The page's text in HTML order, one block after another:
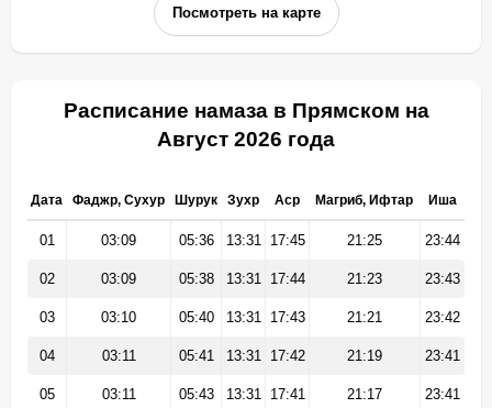
Посмотреть на карте
Расписание намаза в Прямском на
Август 2026 года
Дата Фаджр, Сухур Шурук Зухр Аср Магриб, Ифтар Иша
01 03:09 05:36 13:31 17:45 21:25 23:44
02 03:09 05:38 13:31 17:44 21:23 23:43
03 03:10 05:40 13:31 17:43 21:21 23:42
04 03:11 05:41 13:31 17:42 21:19 23:41
05 03:11 05:43 13:31 17:41 21:17 23:41